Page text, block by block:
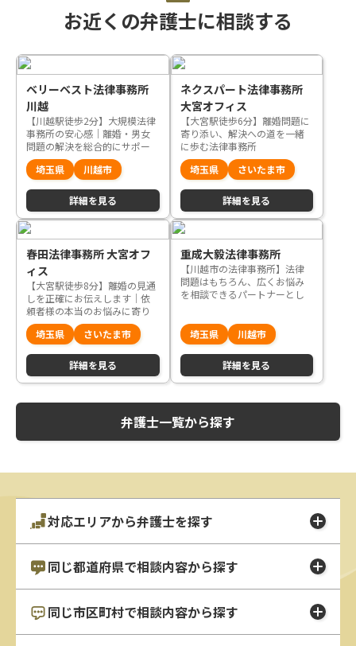
お近くの弁護士に相談する
ベリーベスト法律事務所
川越
【川越駅徒歩2分】大規模法律
事務所の安心感｜離婚・男女
問題の解決を総合的にサポー
トいたします
埼玉県 川越市
詳細を見る
ネクスパート法律事務所
大宮オフィス
【大宮駅徒歩6分】離婚問題に
寄り添い、解決への道を一緒
に歩む法律事務所
埼玉県
さいたま市
詳細を見る
春田法律事務所 大宮オフ
ィス
【大宮駅徒歩8分】離婚の見通
しを正確にお伝えします｜依
頼者様の本当のお悩みに寄り
添うことができる法律事務所
埼玉県 さいたま市
詳細を見る
重成大毅法律事務所
【川越市の法律事務所】法律
問題はもちろん、広くお悩み
を相談できるパートナーとし
埼玉県
川越市
詳細を見る
弁護士一覧から探す
対応エリアから弁護士を探す
同じ都道府県で相談内容から探す
同じ市区町村で相談内容から探す